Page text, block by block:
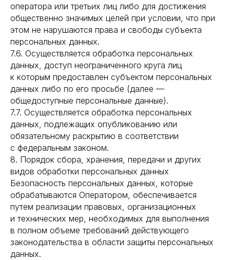
оператора или третьих лиц либо для достижения
общественно значимых целей при условии, что при
этом не нарушаются права и свободы субъекта
персональных данных.
7.6. Осуществляется обработка персональных
данных, доступ неограниченного круга лиц
к которым предоставлен субъектом персональных
данных либо по его просьбе (далее —
общедоступные персональные данные).
7.7. Осуществляется обработка персональных
данных, подлежащих опубликованию или
обязательному раскрытию в соответствии
с федеральным законом.
8. Порядок сбора, хранения, передачи и других
видов обработки персональных данных
Безопасность персональных данных, которые
обрабатываются Оператором, обеспечивается
путем реализации правовых, организационных
и технических мер, необходимых для выполнения
в полном объеме требований действующего
законодательства в области защиты персональных
данных.